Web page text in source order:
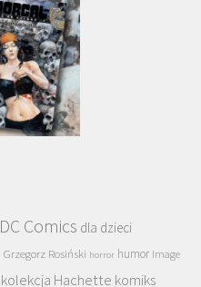
DC Comics dla dzieci
Grzegorz Rosiński horror humor Image
kolekcja Hachette komiks